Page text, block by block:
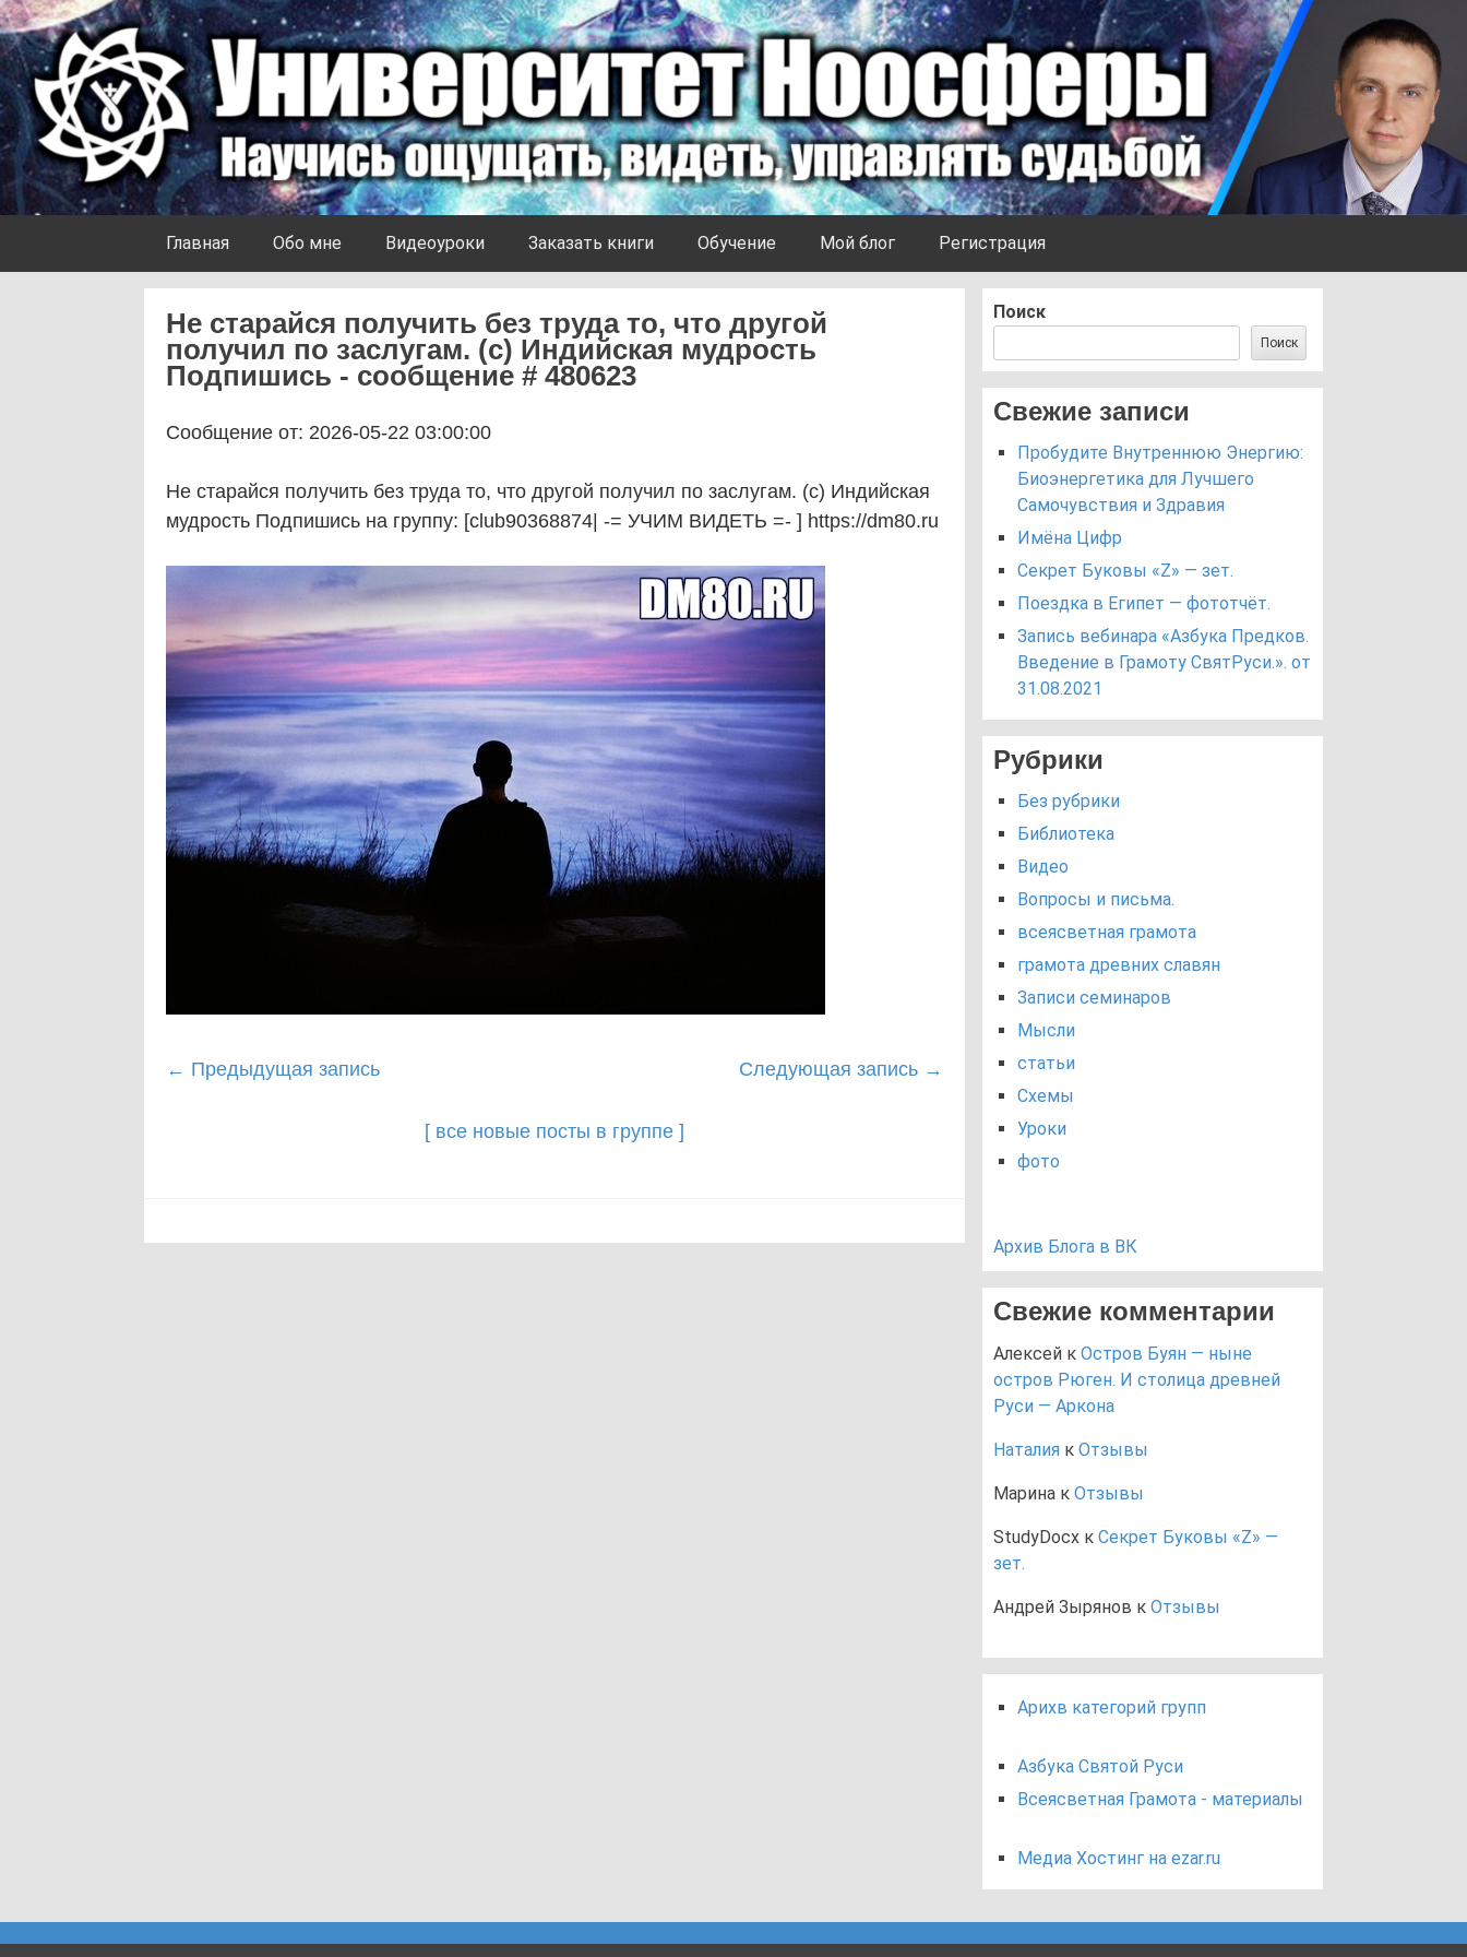
Университет Ноосферы
Главная Обо мне Видеоуроки Заказать книги Обучение Мой блог Регистрация
Не старайся получить без труда то, что другой
получил по заслугам. (с) Индийская мудрость
Подпишись - сообщение # 480623
Сообщение от: 2026-05-22 03:00:00
Не старайся получить без труда то, что другой получил по заслугам. (с) Индийская
мудрость Подпишись на группу: [club90368874| -= УЧИМ ВИДЕТЬ =- ] https://dm80.ru
Post
← Предыдущая запись Следующая запись →
[ все новые посты в группе ]
Поиск
Поиск
Свежие записи
Пробудите Внутреннюю Энергию:
Биоэнергетика для Лучшего
Самочувствия и Здравия
Имёна Цифр
Секрет Буковы «Z» — зет.
Поездка в Египет — фототчёт.
Запись вебинара «Азбука Предков.
Введение в Грамоту СвятРуси.». от
31.08.2021
Рубрики
Без рубрики
Библиотека
Видео
Вопросы и письма.
всеясветная грамота
грамота древних славян
Записи семинаров
Мысли
статьи
Схемы
Уроки
фото
Архив Блога в ВК
Свежие комментарии
Алексей к Остров Буян — ныне
остров Рюген. И столица древней
Руси — Аркона
Наталия к Отзывы
Марина к Отзывы
StudyDocx к Секрет Буковы «Z» —
зет.
Андрей Зырянов к Отзывы
Арихв категорий групп
Азбука Святой Руси
Всеясветная Грамота - материалы
Медиа Хостинг на ezar.ru